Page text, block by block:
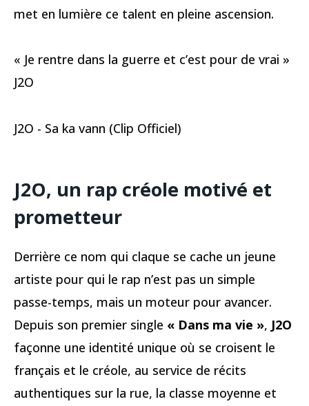
met en lumière ce talent en pleine ascension.
« Je rentre dans la guerre et c’est pour de vrai »
J2O
J2O - Sa ka vann (Clip Officiel)
J2O, un rap créole motivé et
prometteur
Derrière ce nom qui claque se cache un jeune
artiste pour qui le rap n’est pas un simple
passe-temps, mais un moteur pour avancer.
Depuis son premier single « Dans ma vie », J2O
façonne une identité unique où se croisent le
français et le créole, au service de récits
authentiques sur la rue, la classe moyenne et